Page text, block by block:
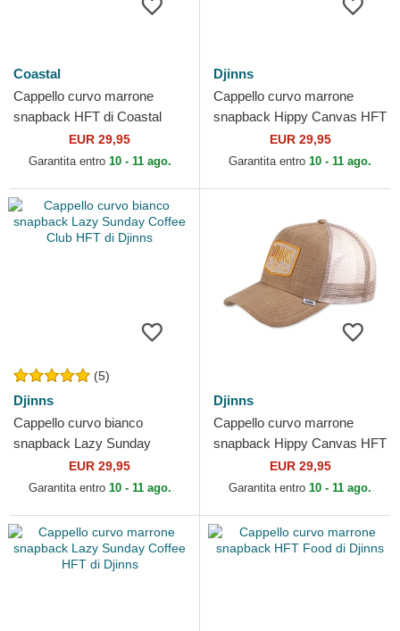
Coastal
Cappello curvo marrone
snapback HFT di Coastal
EUR 29,95
Garantita entro 10 - 11 ago.
Djinns
Cappello curvo marrone
snapback Hippy Canvas HFT
EUR 29,95
Garantita entro 10 - 11 ago.
(5)
Djinns
Cappello curvo bianco
snapback Lazy Sunday
Coffee Club HFT di Djinns
EUR 29,95
Garantita entro 10 - 11 ago.
Djinns
Cappello curvo marrone
snapback Hippy Canvas HFT
EUR 29,95
Garantita entro 10 - 11 ago.